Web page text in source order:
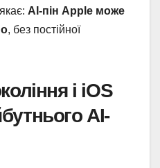
AI-пін Apple може
, без постійної
і iOS
AI-